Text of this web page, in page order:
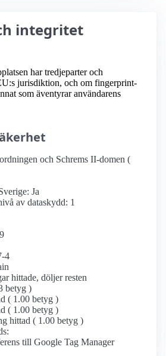
integritet
har tredjeparter och
jurisdiktion, och om fingerprint-
som äventyrar användarens
och Schrems II-domen (
Ja
av dataskydd: 1
4
hittade, döljer resten
betyg )
( 1.00 betyg )
( 1.00 betyg )
hittad ( 1.00 betyg )
till Google Tag Manager